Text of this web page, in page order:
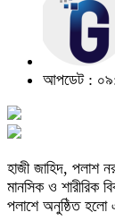
আপডেট :
হাজী জাহিদ, পলাশ
মানসিক ও শারীরিক
পলাশে অনুষ্ঠিত হলো